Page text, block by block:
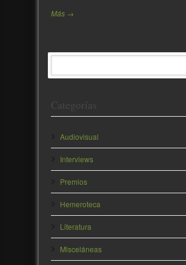
Más →
Categorías
Audiovisual
Interviews
Premios
Hemeroteca
Literatura
Misceláneas